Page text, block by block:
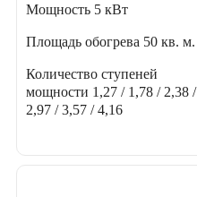
Мощность 5 кВт
Площадь обогрева 50 кв. м.
Количество ступеней
мощности 1,27 / 1,78 / 2,38 /
2,97 / 3,57 / 4,16